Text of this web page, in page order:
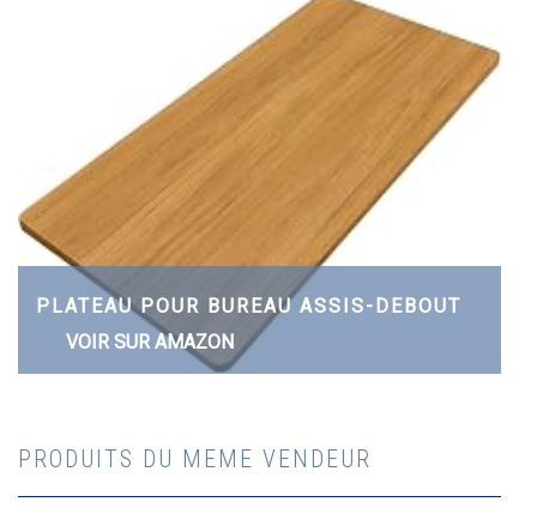
PLATEAU POUR BUREAU ASSIS-DEBOUT
VOIR SUR AMAZON
PRODUITS DU MEME VENDEUR